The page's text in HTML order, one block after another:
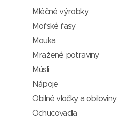
Mléčné výrobky
Mořské řasy
Mouka
Mražené potraviny
Müsli
Nápoje
Obilné vločky a obiloviny
Ochucovadla